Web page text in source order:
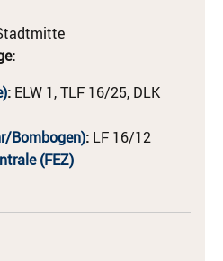
: ELW 1, TLF 16/25, DLK
Bombogen): LF 16/12
(FEZ)